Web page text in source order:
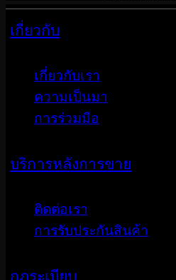
เกี่ยวกับ
เกี่ยวกับเรา
ความเป็นมา
การร่วมมือ
บริการหลังการขาย
ติดต่อเรา
การรับประกันสินค้า
กฎระเบียบ